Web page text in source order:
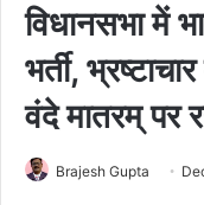
विधानसभा में
भर्ती,
वंदे मातरम् पर
Brajesh Gupta